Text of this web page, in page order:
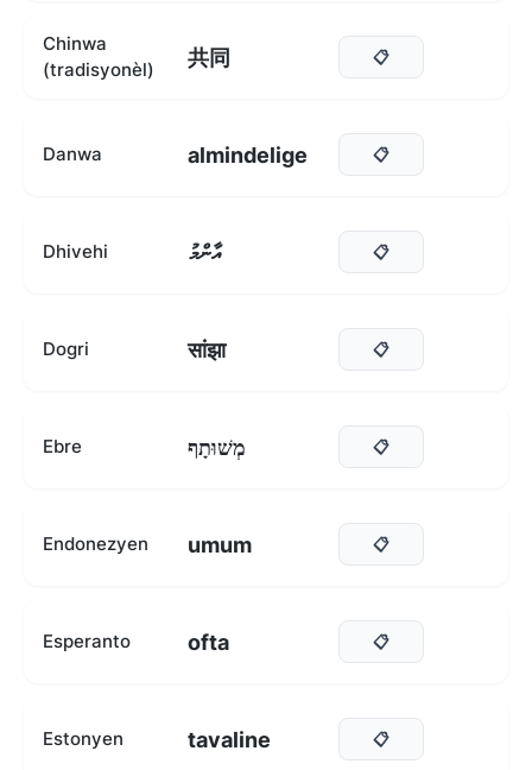
Chinwa
(tradisyonèl)
共同 📋
Danwa almindelige 📋
Dhivehi އާންމު 📋
Dogri सांझा 📋
Ebre מְשׁוּתָף 📋
Endonezyen umum 📋
Esperanto ofta 📋
Estonyen tavaline 📋